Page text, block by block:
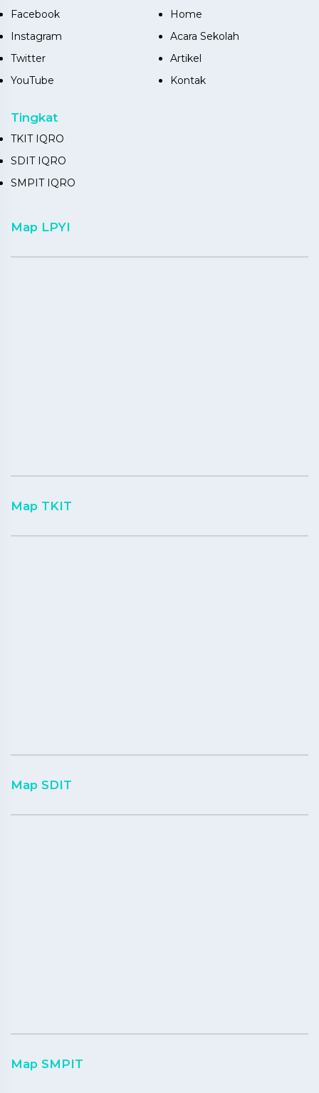
Facebook
Instagram
Twitter
YouTube
Home
Acara Sekolah
Artikel
Kontak
Tingkat
TKIT IQRO
SDIT IQRO
SMPIT IQRO
Map LPYI
Map TKIT
Map SDIT
Map SMPIT